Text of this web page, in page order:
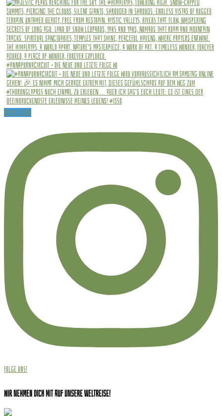
#annapurnacircuit • Die Neue und letzte Folge wi
Mehr sehen!
Folge uns!
Wir nehmen dich mit auf unsere Weltreise!